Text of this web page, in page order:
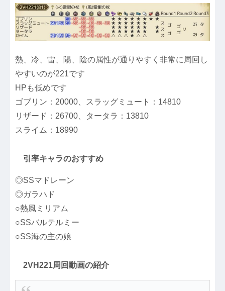
熱、冷、雷、陽、陰の属性が通りやすく非常に周回し
やすいのが221です
HPも低めです
ゴブリン：20000、スラッグミュート：14810
リザード：26700、タータラ：13810
スライム：18990
引率キャラのおすすめ
◎SSマドレーン
◎ガラハド
○熱風ミリアム
○SSバルテルミー
○SS海の主の娘
2VH221周回動画の紹介